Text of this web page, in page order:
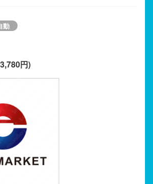
円)